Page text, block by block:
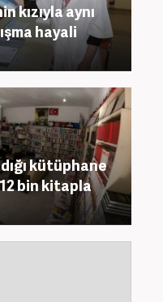
kızıyla aynı
hayali
kütüphane
bin kitapla